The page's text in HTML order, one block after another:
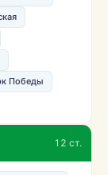
Победы
12 ст.